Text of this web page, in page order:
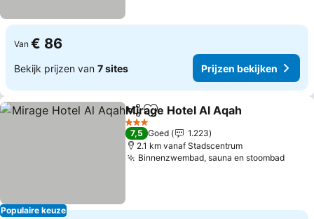
Van € 86
Bekijk prijzen van 7 sites Prijzen bekijken
Populaire keuze
DelenToevoegen aan favorieten
Mirage Hotel Al Aqah
3 Sterren
7,5 Goed
1.223
2.1 km vanaf Stadscentrum
Binnenzwembad, sauna en stoombad